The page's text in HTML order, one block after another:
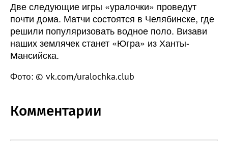
Две следующие игры «уралочки» проведут
почти дома. Матчи состоятся в Челябинске, где
решили популяризовать водное поло. Визави
наших землячек станет «Югра» из Ханты-
Мансийска.
Фото: © vk.com/uralochka.club
Комментарии